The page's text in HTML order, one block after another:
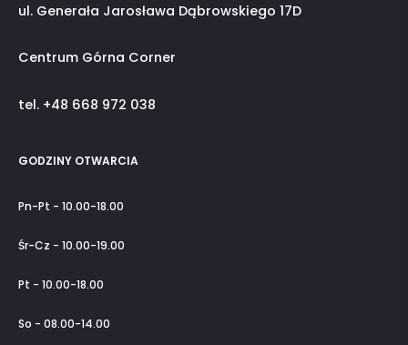
ul. Generała Jarosława Dąbrowskiego 17D
Centrum Górna Corner
tel. +48 668 972 038
GODZINY OTWARCIA
Pn-Pt - 10.00-18.00
Śr-Cz - 10.00-19.00
Pt - 10.00-18.00
So - 08.00-14.00